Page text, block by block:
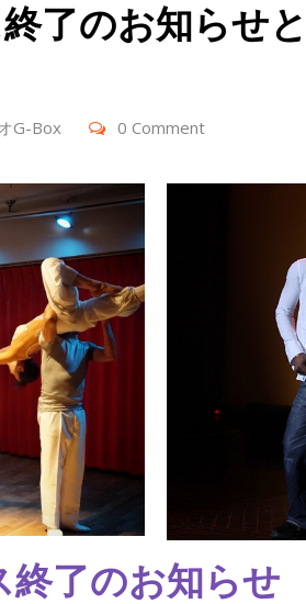
了のお知らせ
G-Box 0 Comment
終了のお知らせ